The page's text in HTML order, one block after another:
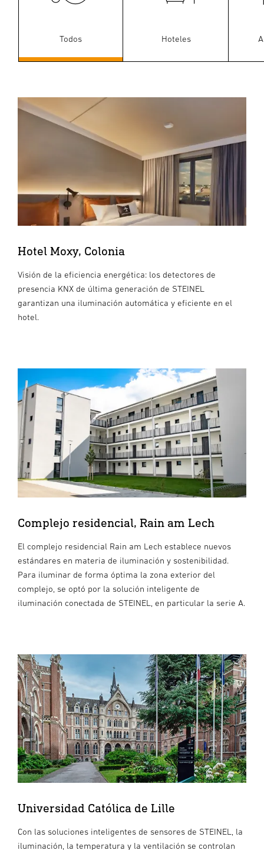
Todos Hoteles
Hotel Moxy, Colonia
Visión de la eficiencia energética: los detectores de
presencia KNX de última generación de STEINEL
garantizan una iluminación automática y eficiente en el
hotel.
Complejo residencial, Rain am Lech
El complejo residencial Rain am Lech establece nuevos
estándares en materia de iluminación y sostenibilidad.
Para iluminar de forma óptima la zona exterior del
complejo, se optó por la solución inteligente de
iluminación conectada de STEINEL, en particular la serie A.
Universidad Católica de Lille
Con las soluciones inteligentes de sensores de STEINEL, la
iluminación, la temperatura y la ventilación se controlan